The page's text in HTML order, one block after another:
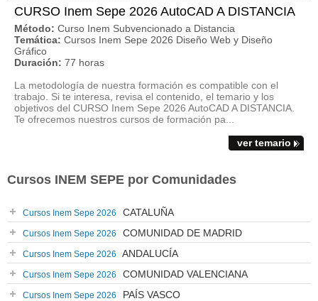
CURSO Inem Sepe 2026 AutoCAD A DISTANCIA
Método: Curso Inem Subvencionado a Distancia
Temática: Cursos Inem Sepe 2026 Diseño Web y Diseño
Gráfico
Duración: 77 horas
La metodología de nuestra formación es compatible con el
trabajo. Si te interesa, revisa el contenido, el temario y los
objetivos del CURSO Inem Sepe 2026 AutoCAD A DISTANCIA.
Te ofrecemos nuestros cursos de formación pa...
ver temario
Cursos INEM SEPE por Comunidades
Cursos Inem Sepe 2026 CATALUÑA
Cursos Inem Sepe 2026 COMUNIDAD DE MADRID
Cursos Inem Sepe 2026 ANDALUCÍA
Cursos Inem Sepe 2026 COMUNIDAD VALENCIANA
Cursos Inem Sepe 2026 PAÍS VASCO